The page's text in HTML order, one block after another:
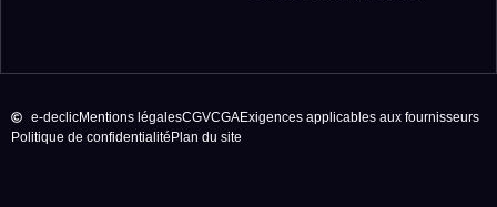
e-declicMentions légalesCGVCGAExigences applicables aux fournisseurs
Politique de confidentialitéPlan du site